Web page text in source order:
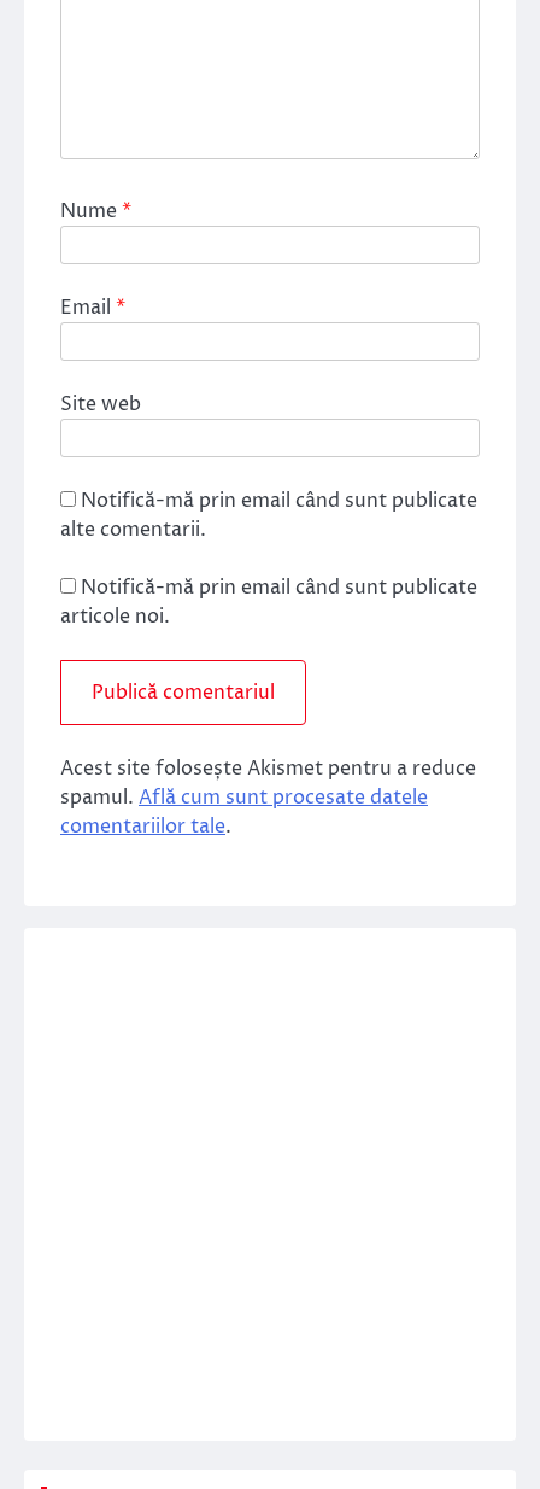
Nume*
Email *
Site web
Notifică-mă prin email când sunt publicate
alte comentarii.
Notifică-mă prin email când sunt publicate
articole noi.
Acest site folosește Akismet pentru a reduce
spamul. Află cum sunt procesate datele
comentariilor tale.